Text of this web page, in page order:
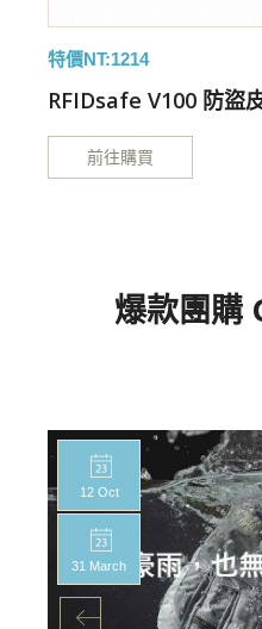
特價NT:1214
RFIDsafe V100 防盜
前往購買
爆款團購
12 Oct
31 March